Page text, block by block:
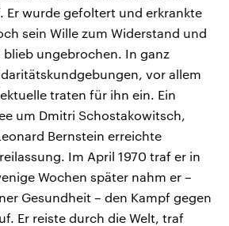
Er wurde gefoltert und erkrankte
sein Wille zum Widerstand und
ungebrochen. In ganz
vor allem
traten für ihn ein. Ein
um Dmitri Schostakowitsch,
Bernstein erreichte
Im April 1970 traf er in
Wochen später nahm er –
Gesundheit – den Kampf gegen
Er reiste durch die Welt, traf